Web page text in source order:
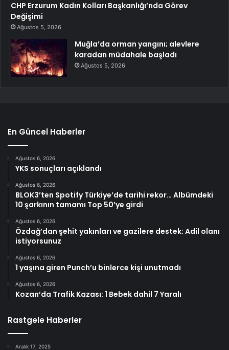
CHP Erzurum Kadın Kolları Başkanlığı’nda Görev
Değişimi
Ağustos 5, 2026
Muğla’da orman yangını; alevlere
karadan müdahale başladı
Ağustos 5, 2026
En Güncel Haberler
Ağustos 6, 2026
YKS sonuçları açıklandı
Ağustos 6, 2026
BLOK3’ten Spotify Türkiye’de tarihi rekor… Albümdeki
10 şarkının tamamı Top 50’ye girdi
Ağustos 6, 2026
Özdağ’dan şehit yakınları ve gazilere destek: Adil olanı
istiyorsunuz
Ağustos 6, 2026
1 yaşına giren Punch’u binlerce kişi unutmadı
Ağustos 6, 2026
Kozan’da Trafik Kazası: 1 Bebek dahil 7 Yaralı
Rastgele Haberler
Aralık 17, 2025